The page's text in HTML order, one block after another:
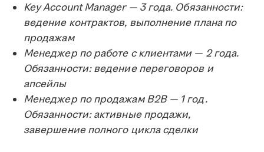
Key Account Manager — 3 года. Обязанности:
ведение контрактов, выполнение плана по
продажам
Менеджер по работе с клиентами — 2 года.
Обязанности: ведение переговоров и
апсейлы
Менеджер по продажам B2B — 1 год.
Обязанности: активные продажи,
завершение полного цикла сделки